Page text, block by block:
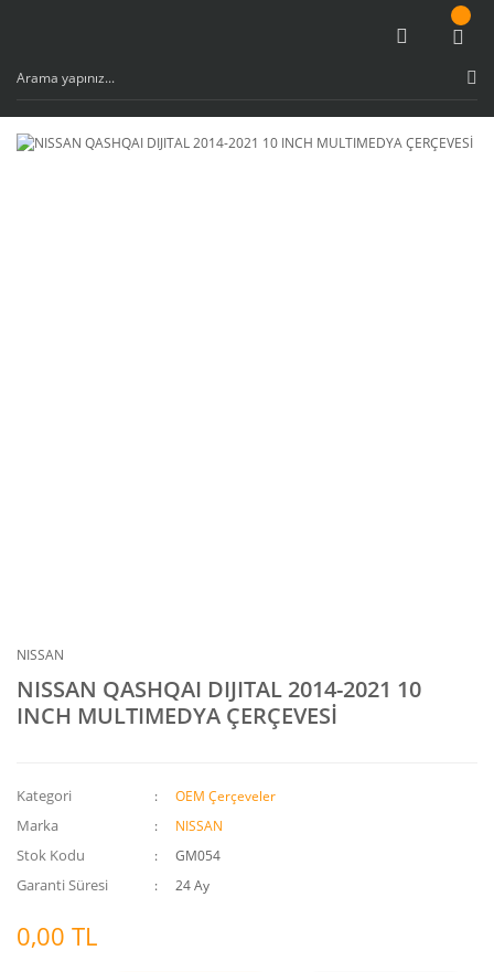
NISSAN
NISSAN QASHQAI DIJITAL 2014-2021 10
INCH MULTIMEDYA ÇERÇEVESİ
Kategori OEM Çerçeveler
Marka NISSAN
Stok Kodu GM054
Garanti Süresi 24 Ay
0,00 TL